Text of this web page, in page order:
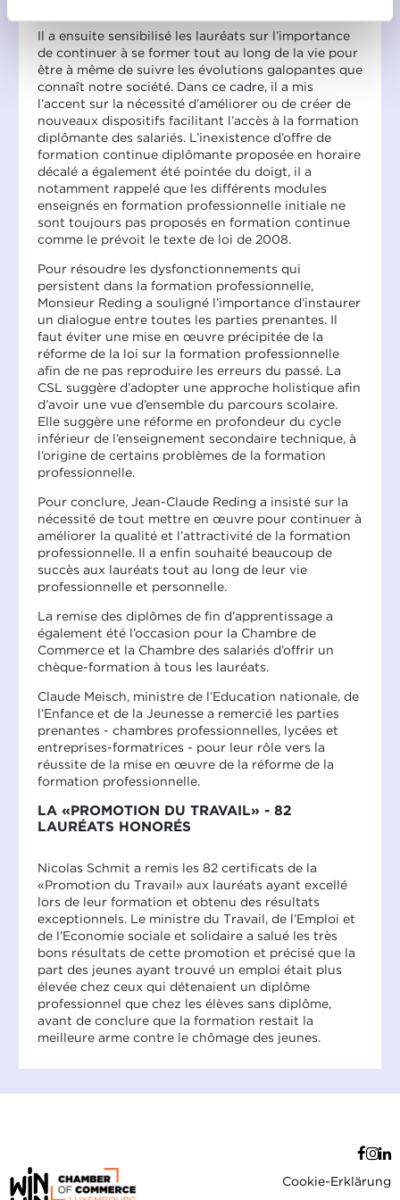
Cookiesund unserer Datenschutzrichtlinie.
Il a ensuite sensibilisé les lauréats sur l’importance
de continuer à se former tout au long de la vie pour
être à même de suivre les évolutions galopantes que
connaît notre société. Dans ce cadre, il a mis
l’accent sur la nécessité d’améliorer ou de créer de
nouveaux dispositifs facilitant l’accès à la formation
diplômante des salariés. L’inexistence d’offre de
formation continue diplômante proposée en horaire
décalé a également été pointée du doigt, iI a
notamment rappelé que les différents modules
enseignés en formation professionnelle initiale ne
sont toujours pas proposés en formation continue
comme le prévoit le texte de loi de 2008.
Pour résoudre les dysfonctionnements qui
persistent dans la formation professionnelle,
Monsieur Reding a souligné l’importance d’instaurer
un dialogue entre toutes les parties prenantes. Il
faut éviter une mise en œuvre précipitée de la
réforme de la loi sur la formation professionnelle
afin de ne pas reproduire les erreurs du passé. La
CSL suggère d’adopter une approche holistique afin
d’avoir une vue d’ensemble du parcours scolaire.
Elle suggère une réforme en profondeur du cycle
inférieur de l’enseignement secondaire technique, à
l’origine de certains problèmes de la formation
professionnelle.
Pour conclure, Jean-Claude Reding a insisté sur la
nécessité de tout mettre en œuvre pour continuer à
améliorer la qualité et l’attractivité de la formation
professionnelle. Il a enfin souhaité beaucoup de
succès aux lauréats tout au long de leur vie
professionnelle et personnelle.
La remise des diplômes de fin d’apprentissage a
également été l’occasion pour la Chambre de
Commerce et la Chambre des salariés d’offrir un
chèque-formation à tous les lauréats.
Claude Meisch, ministre de l’Education nationale, de
l’Enfance et de la Jeunesse a remercié les parties
prenantes - chambres professionnelles, lycées et
entreprises-formatrices - pour leur rôle vers la
réussite de la mise en œuvre de la réforme de la
formation professionnelle.
LA «PROMOTION DU TRAVAIL» - 82
LAURÉATS HONORÉS
Nicolas Schmit a remis les 82 certificats de la
«Promotion du Travail» aux lauréats ayant excellé
lors de leur formation et obtenu des résultats
exceptionnels. Le ministre du Travail, de l’Emploi et
de l’Economie sociale et solidaire a salué les très
bons résultats de cette promotion et précisé que la
part des jeunes ayant trouvé un emploi était plus
élevée chez ceux qui détenaient un diplôme
professionnel que chez les élèves sans diplôme,
avant de conclure que la formation restait la
meilleure arme contre le chômage des jeunes.
Cookie-Erklärung